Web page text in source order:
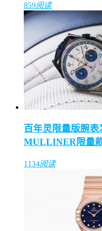
859阅读
百年灵限量版腕
MULLINER限量款
1134阅读